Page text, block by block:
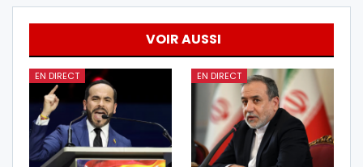
VOIR AUSSI
EN DIRECT EN DIRECT